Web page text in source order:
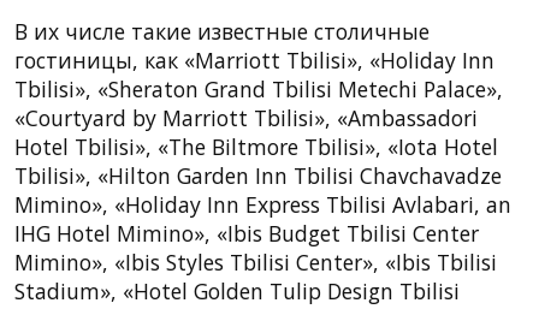
В их числе такие известные столичные
гостиницы, как «Marriott Tbilisi», «Holiday Inn
Tbilisi», «Sheraton Grand Tbilisi Metechi Palace»,
«Courtyard by Marriott Tbilisi», «Ambassadori
Hotel Tbilisi», «The Biltmore Tbilisi», «Iota Hotel
Tbilisi», «Hilton Garden Inn Tbilisi Chavchavadze
Mimino», «Holiday Inn Express Tbilisi Avlabari, an
IHG Hotel Mimino», «Ibis Budget Tbilisi Center
Mimino», «Ibis Styles Tbilisi Center», «Ibis Tbilisi
Stadium», «Hotel Golden Tulip Design Tbilisi